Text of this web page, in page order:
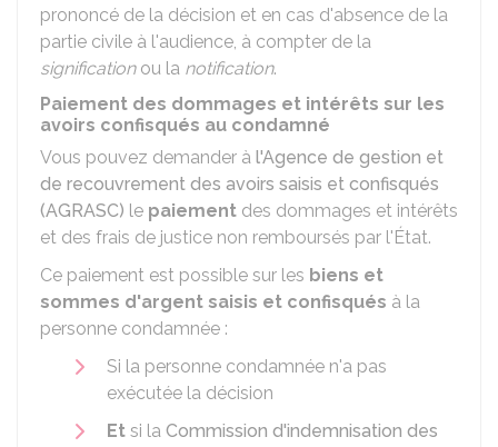
prononcé de la décision et en cas d'absence de la
partie civile à l'audience, à compter de la
significationou la notification.
Paiement des dommages et intérêts sur les
avoirs confisqués au condamné
Vous pouvez demander à l'Agence de gestion et
de recouvrement des avoirs saisis et confisqués
(AGRASC) le paiement des dommages et intérêts
et des frais de justice non remboursés par l'État.
Ce paiement est possible sur les biens et
sommes d'argent saisis et confisqués à la
personne condamnée :
Si la personne condamnée n'a pas
exécutée la décision
Et si la Commission d'indemnisation des